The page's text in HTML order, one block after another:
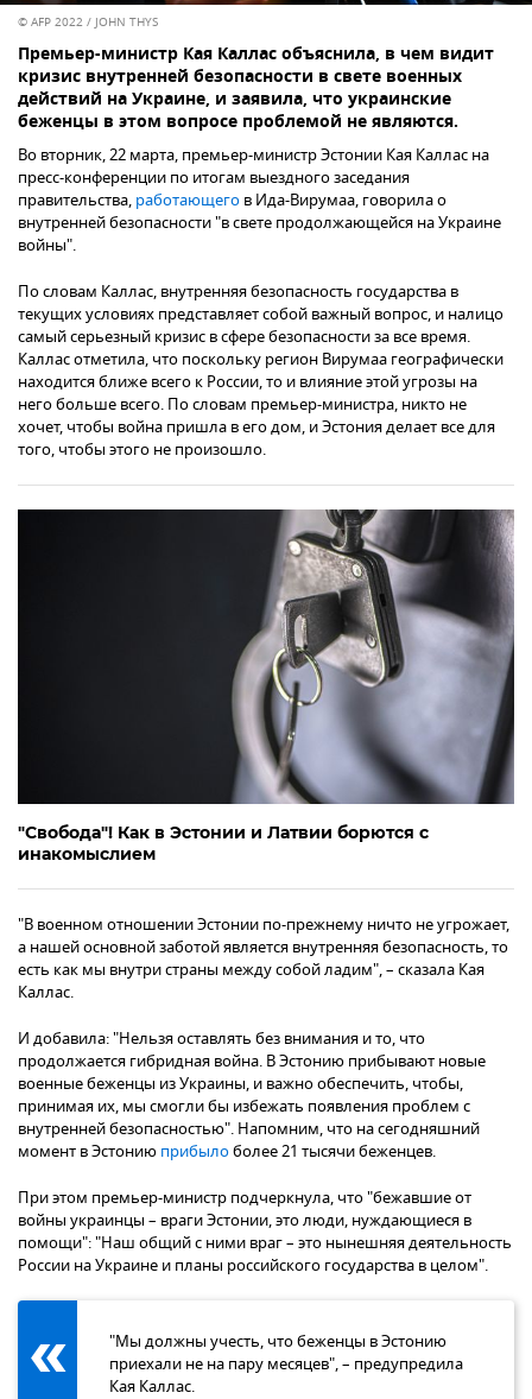
© AFP 2022 / JOHN THYS
Премьер-министр Кая Каллас объяснила, в чем видит
кризис внутренней безопасности в свете военных
действий на Украине, и заявила, что украинские
беженцы в этом вопросе проблемой не являются.
Во вторник, 22 марта, премьер-министр Эстонии Кая Каллас на
пресс-конференции по итогам выездного заседания
правительства, работающего в Ида-Вирумаа, говорила о
внутренней безопасности "в свете продолжающейся на Украине
войны".
По словам Каллас, внутренняя безопасность государства в
текущих условиях представляет собой важный вопрос, и налицо
самый серьезный кризис в сфере безопасности за все время.
Каллас отметила, что поскольку регион Вирумаа географически
находится ближе всего к России, то и влияние этой угрозы на
него больше всего. По словам премьер-министра, никто не
хочет, чтобы война пришла в его дом, и Эстония делает все для
того, чтобы этого не произошло.
"Свобода"! Как в Эстонии и Латвии борются с
инакомыслием
"В военном отношении Эстонии по-прежнему ничто не угрожает,
а нашей основной заботой является внутренняя безопасность, то
есть как мы внутри страны между собой ладим", – сказала Кая
Каллас.
И добавила: "Нельзя оставлять без внимания и то, что
продолжается гибридная война. В Эстонию прибывают новые
военные беженцы из Украины, и важно обеспечить, чтобы,
принимая их, мы смогли бы избежать появления проблем с
внутренней безопасностью". Напомним, что на сегодняшний
момент в Эстонию прибылоболее 21 тысячи беженцев.
При этом премьер-министр подчеркнула, что "бежавшие от
войны украинцы – враги Эстонии, это люди, нуждающиеся в
помощи": "Наш общий с ними враг – это нынешняя деятельность
России на Украине и планы российского государства в целом".
"Мы должны учесть, что беженцы в Эстонию
приехали не на пару месяцев", – предупредила
Кая Каллас.